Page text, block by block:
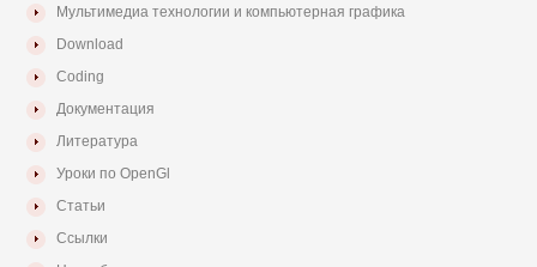
Мультимедиа технологии и компьютерная графика
Download
Coding
Документация
Литература
Уроки по OpenGl
Статьи
Ссылки